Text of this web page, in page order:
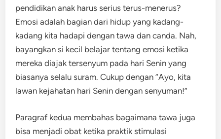
pendidikan anak harus serius terus-menerus?
Emosi adalah bagian dari hidup yang kadang-
kadang kita hadapi dengan tawa dan canda. Nah,
bayangkan si kecil belajar tentang emosi ketika
mereka diajak tersenyum pada hari Senin yang
biasanya selalu suram. Cukup dengan “Ayo, kita
lawan kejahatan hari Senin dengan senyuman!”
Paragraf kedua membahas bagaimana tawa juga
bisa menjadi obat ketika praktik stimulasi